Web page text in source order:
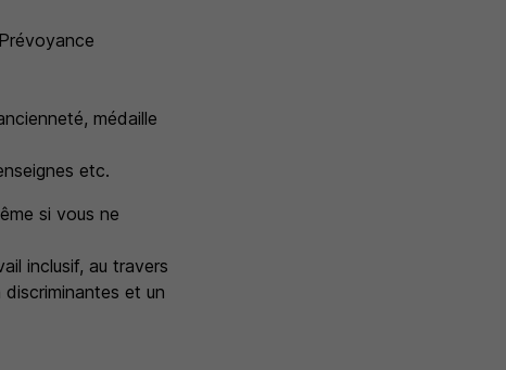
médaille
etc.
si vous ne
inclusif, au travers
et un